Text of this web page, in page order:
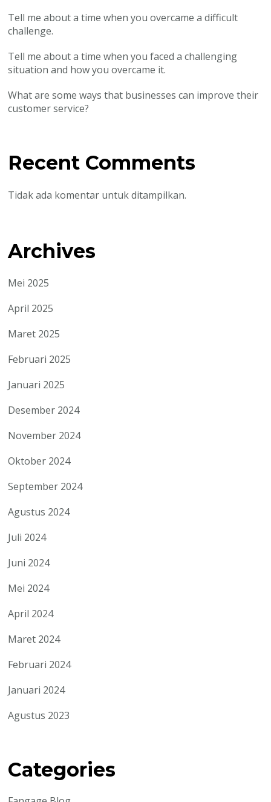
Tell me about a time when you overcame a difficult
challenge.
Tell me about a time when you faced a challenging
situation and how you overcame it.
What are some ways that businesses can improve their
customer service?
Recent Comments
Tidak ada komentar untuk ditampilkan.
Archives
Mei 2025
April 2025
Maret 2025
Februari 2025
Januari 2025
Desember 2024
November 2024
Oktober 2024
September 2024
Agustus 2024
Juli 2024
Juni 2024
Mei 2024
April 2024
Maret 2024
Februari 2024
Januari 2024
Agustus 2023
Categories